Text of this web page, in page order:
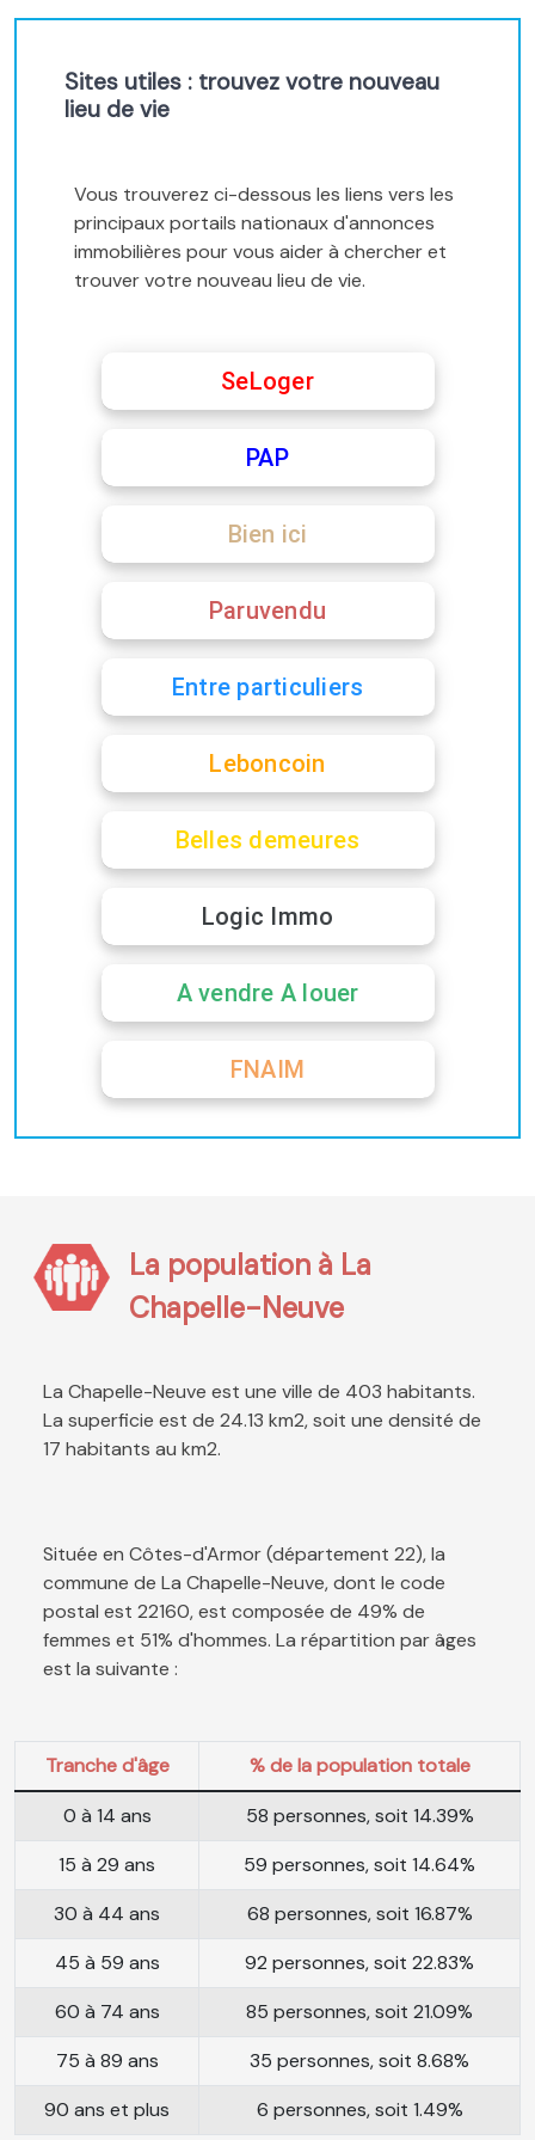
Sites utiles : trouvez votre nouveau
lieu de vie
Vous trouverez ci-dessous les liens vers les
principaux portails nationaux d'annonces
immobilières pour vous aider à chercher et
trouver votre nouveau lieu de vie.
SeLoger
PAP
Bien ici
Paruvendu
Entre particuliers
Leboncoin
Belles demeures
Logic Immo
A vendre A louer
FNAIM
La population à La
Chapelle-Neuve
La Chapelle-Neuve est une ville de 403 habitants.
La superficie est de 24.13 km2, soit une densité de
17 habitants au km2.
Située en Côtes-d'Armor (département 22), la
commune de La Chapelle-Neuve, dont le code
postal est 22160, est composée de 49% de
femmes et 51% d'hommes. La répartition par âges
est la suivante :
Tranche d'âge
% de la population totale
0 à 14 ans
58 personnes, soit 14.39%
15 à 29 ans
59 personnes, soit 14.64%
30 à 44 ans
68 personnes, soit 16.87%
45 à 59 ans
92 personnes, soit 22.83%
60 à 74 ans
85 personnes, soit 21.09%
75 à 89 ans
35 personnes, soit 8.68%
90 ans et plus
6 personnes, soit 1.49%